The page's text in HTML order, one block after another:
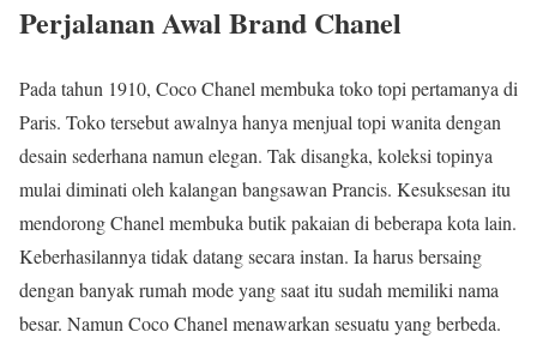
Perjalanan Awal Brand Chanel
Pada tahun 1910, Coco Chanel membuka toko topi pertamanya di
Paris. Toko tersebut awalnya hanya menjual topi wanita dengan
desain sederhana namun elegan. Tak disangka, koleksi topinya
mulai diminati oleh kalangan bangsawan Prancis. Kesuksesan itu
mendorong Chanel membuka butik pakaian di beberapa kota lain.
Keberhasilannya tidak datang secara instan. Ia harus bersaing
dengan banyak rumah mode yang saat itu sudah memiliki nama
besar. Namun Coco Chanel menawarkan sesuatu yang berbeda.